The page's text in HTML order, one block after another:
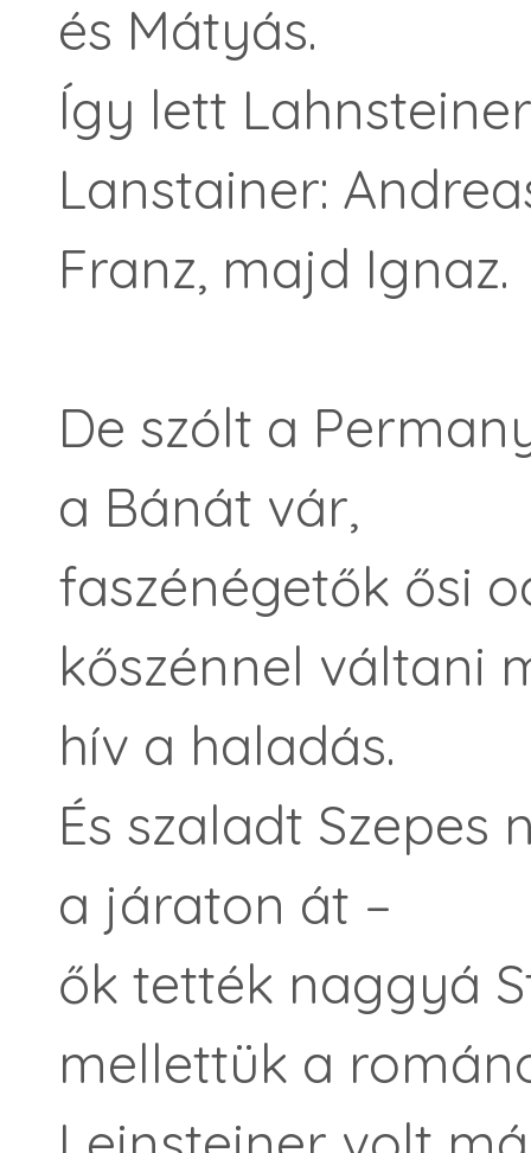
és Mátyás.
Így lett
Lanstainer:
Franz, majd Ignaz.
De szólt a
a Bánát vár,
faszénégetők ősi
kőszénnel váltani
hív a haladás.
És szaladt Szepes
a járaton át –
ők tették naggyá
mellettük a